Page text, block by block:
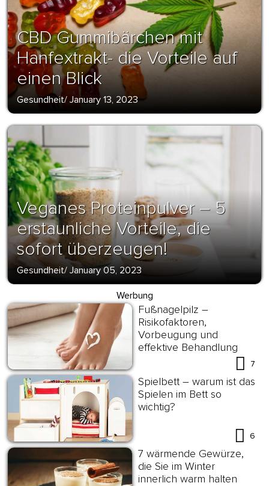
CBD Gummibärchen mit
Hanfextrakt- die Vorteile auf
einen Blick
Gesundheit/ January 13, 2023
Veganes Proteinpulver – 5
erstaunliche Vorteile, die
sofort überzeugen!
Gesundheit/ January 05, 2023
Werbung
Fußnagelpilz –
Risikofaktoren,
Vorbeugung und
effektive Behandlung
7
Spielbett – warum ist das
Spielen im Bett so
wichtig?
6
7 wärmende Gewürze,
die Sie im Winter
innerlich warm halten